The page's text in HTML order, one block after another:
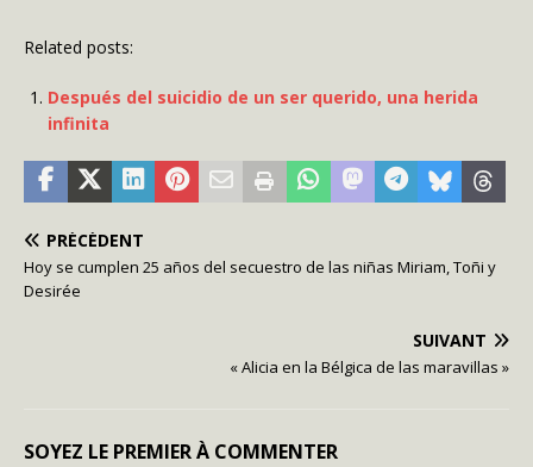
Related posts:
Después del suicidio de un ser querido, una herida
infinita
PRÉCÉDENT
Hoy se cumplen 25 años del secuestro de las niñas Miriam, Toñi y
Desirée
SUIVANT
« Alicia en la Bélgica de las maravillas »
SOYEZ LE PREMIER À COMMENTER